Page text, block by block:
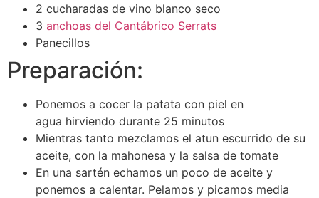
2 cucharadas de vino blanco seco
3 anchoas del Cantábrico Serrats
Panecillos
Preparación:
Ponemos a cocer la patata con piel en
agua hirviendo durante 25 minutos
Mientras tanto mezclamos el atun escurrido de su
aceite, con la mahonesa y la salsa de tomate
En una sartén echamos un poco de aceite y
ponemos a calentar. Pelamos y picamos media